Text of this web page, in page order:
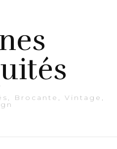
Brocante, Vintage,